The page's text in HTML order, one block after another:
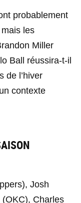
probablement
les
Miller
Ball réussira-t-il
de l’hiver
contexte
Josh
Charles